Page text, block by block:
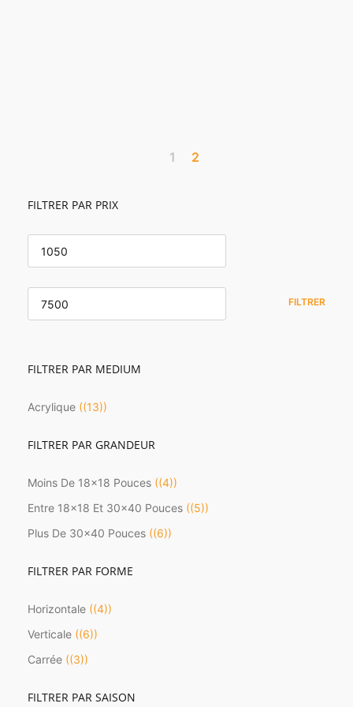
1 2
FILTRER PAR PRIX
PRIX
MIN
PRIX
MAX
FILTRER
FILTRER PAR MEDIUM
Acrylique (13)
FILTRER PAR GRANDEUR
Moins De 18x18 Pouces (4)
Entre 18x18 Et 30x40 Pouces (5)
Plus De 30x40 Pouces (6)
FILTRER PAR FORME
Horizontale (4)
Verticale (6)
Carrée (3)
FILTRER PAR SAISON